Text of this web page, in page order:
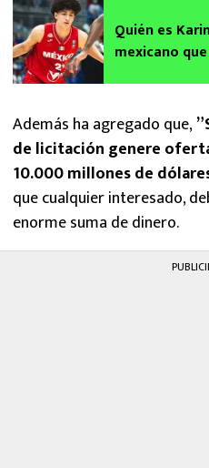
Quién es
mexicano
Además ha agregado que,
de licitación genere
10.000 millones de
que cualquier interesado,
enorme suma de dinero.